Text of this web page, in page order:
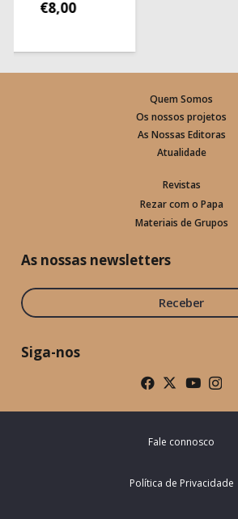
8,00
Quem Somos
Os nossos projetos
As Nossas Editoras
Atualidade
Revistas
Rezar com o Papa
Materiais de Grupos
As nossas newsletters
Receber
Siga-nos
Fale connosco
Política de Privacidade